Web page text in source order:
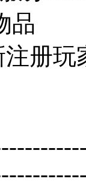
品
册